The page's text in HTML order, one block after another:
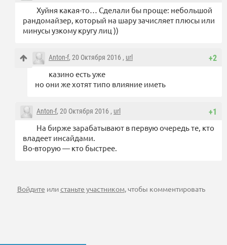
Хуйня какая-то… Сделали бы проще: небольшой
рандомайзер, который на шару зачисляет плюсы или
минусы узкому кругу лиц ))
+2
Anton-f, 20 Октября 2016 , url
казино есть уже
но они же хотят типо влияние иметь
+1
Anton-f, 20 Октября 2016 , url
На бирже зарабатывают в первую очередь те, кто
владеет инсайдами.
Во-вторую — кто быстрее.
Войдите илистаньте участником, чтобы комментировать